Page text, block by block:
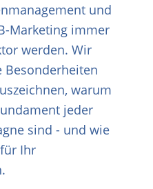
und
Marketing immer
werden. Wir
Besonderheiten
warum
jeder
sind - und wie
Ihr